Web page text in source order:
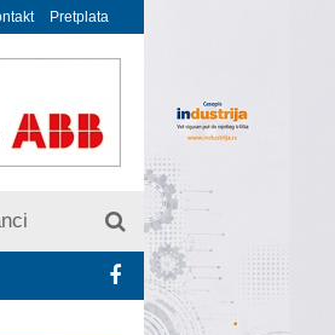
Pretplata
2027: Sindikati traže veće povećanje